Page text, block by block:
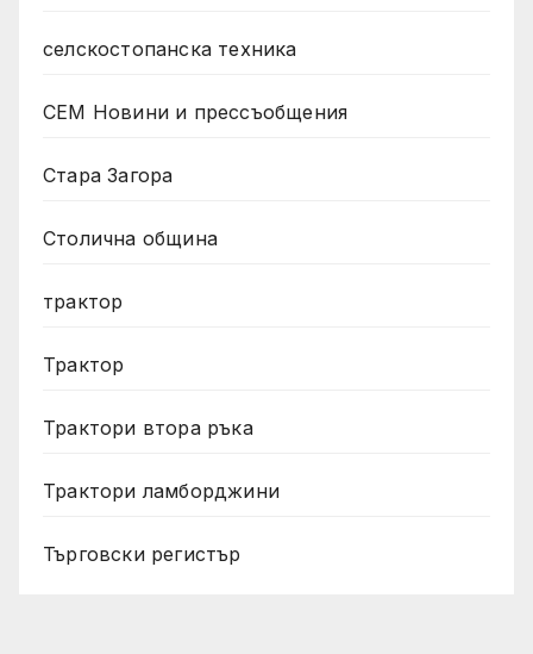
селскостопанска техника
СЕМ Новини и прессъобщения
Стара Загора
Столична община
трактор
Трактор
Трактори втора ръка
Трактори ламборджини
Търговски регистър